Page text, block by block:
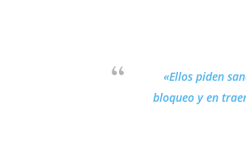
«Ellos piden
bloqueo y en